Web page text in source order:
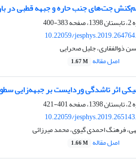
جت‌های جنب حاره و جبهه قطبی در
383-400
10.22059/
ذوالفقاری، جلیل صحرایی
اصل مقاله 1.67 M
اثر تاشدگی وردایست بر جبهه‌زایی
401-421
10.22059/
فرهنگ احمدی گیوی، محمد میرزائی
اصل مقاله 1.66 M